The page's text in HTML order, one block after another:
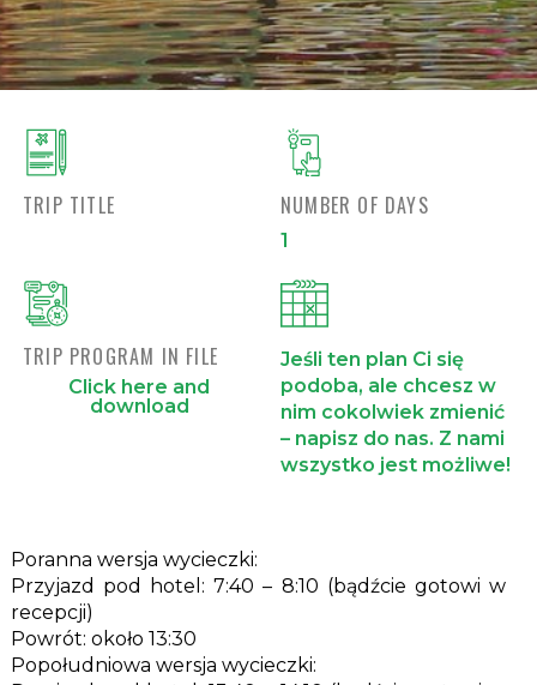
TRIP TITLE NUMBER OF DAYS
1
TRIP PROGRAM IN FILE
Click here and
download
Jeśli ten plan Ci się
podoba, ale chcesz w
nim cokolwiek zmienić
– napisz do nas. Z nami
wszystko jest możliwe!
Poranna wersja wycieczki:
Przyjazd pod hotel: 7:40 – 8:10 (bądźcie gotowi w
recepcji)
Powrót: około 13:30
Popołudniowa wersja wycieczki: